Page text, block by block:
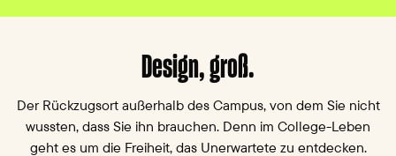
Design, groß.
Der Rückzugsort außerhalb des Campus, von dem Sie nicht
wussten, dass Sie ihn brauchen. Denn im College-Leben
geht es um die Freiheit, das Unerwartete zu entdecken.